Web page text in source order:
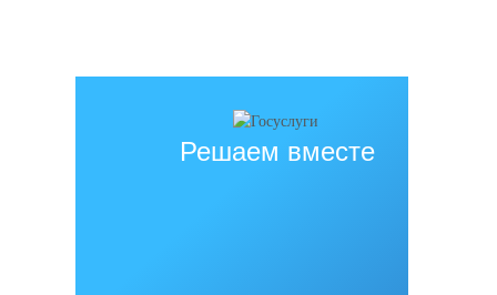
Решаем вместе